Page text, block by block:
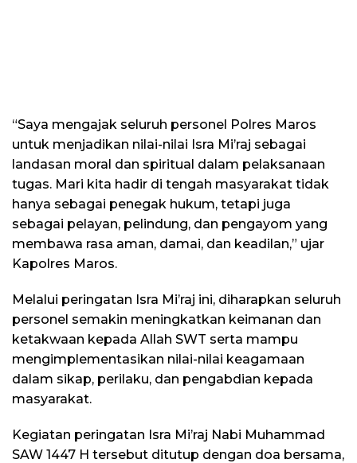
“Saya mengajak seluruh personel Polres Maros
untuk menjadikan nilai-nilai Isra Mi’raj sebagai
landasan moral dan spiritual dalam pelaksanaan
tugas. Mari kita hadir di tengah masyarakat tidak
hanya sebagai penegak hukum, tetapi juga
sebagai pelayan, pelindung, dan pengayom yang
membawa rasa aman, damai, dan keadilan,” ujar
Kapolres Maros.
Melalui peringatan Isra Mi’raj ini, diharapkan seluruh
personel semakin meningkatkan keimanan dan
ketakwaan kepada Allah SWT serta mampu
mengimplementasikan nilai-nilai keagamaan
dalam sikap, perilaku, dan pengabdian kepada
masyarakat.
Kegiatan peringatan Isra Mi’raj Nabi Muhammad
SAW 1447 H tersebut ditutup dengan doa bersama,